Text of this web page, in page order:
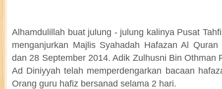
Alhamdulillah buat julung - julung kalinya Pusat
menganjurkan Majlis Syahadah Hafazan Al
dan 28 September 2014. Adik Zulhusni Bin Othman
Ad Diniyyah telah memperdengarkan bacaan
Orang guru hafiz bersanad selama 2 hari.